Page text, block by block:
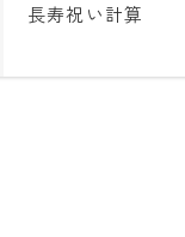
長寿祝い計算